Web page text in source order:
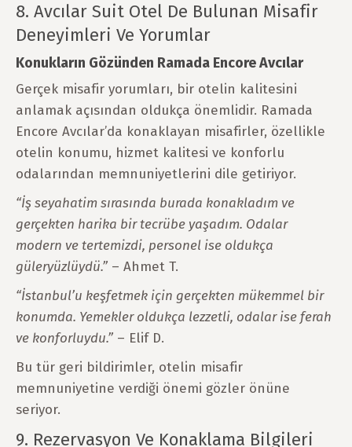
8. Avcılar Suit Otel De Bulunan Misafir
Deneyimleri Ve Yorumlar
Konukların Gözünden Ramada Encore Avcılar
Gerçek misafir yorumları, bir otelin kalitesini
anlamak açısından oldukça önemlidir. Ramada
Encore Avcılar’da konaklayan misafirler, özellikle
otelin konumu, hizmet kalitesi ve konforlu
odalarından memnuniyetlerini dile getiriyor.
“İş seyahatim sırasında burada konakladım ve
gerçekten harika birtecrübe yaşadım. Odalar
modern vetertemizdi, personel ise oldukça
güleryüzlüydü.” – Ahmet T.
“İstanbul’u keşfetmek için gerçekten mükemmel bir
konumda. Yemekleroldukça lezzetli, odalar ise ferah
ve konforluydu.” – Elif D.
Bu tür geri bildirimler, otelin misafir
memnuniyetine verdiği önemi gözler önüne
seriyor.
9. Rezervasyon Ve Konaklama Bilgileri